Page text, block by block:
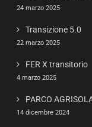
24 marzo 2025
Transizione 5.0
22 marzo 2025
FER X transitorio
4 marzo 2025
PARCO
14 dicembre 2024